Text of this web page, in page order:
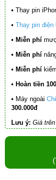
• Thay pin
• Thay pin điện
• Miễn phí
• Miễn phí
• Miễn phí
• Hoàn tiền
• Máy ngoài
300.000đ
Lưu ý: Giá